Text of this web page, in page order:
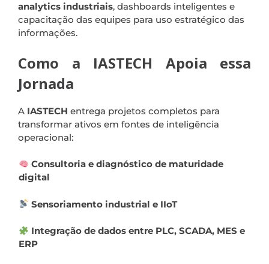
analytics industriais, dashboards inteligentes e
capacitação das equipes para uso estratégico das
informações.
Como a IASTECH Apoia essa
Jornada
A IASTECH entrega projetos completos para
transformar ativos em fontes de inteligência
operacional:
Consultoria e diagnóstico de maturidade
digital
Sensoriamento industrial e IIoT
Integração de dados entre PLC, SCADA, MES e
ERP